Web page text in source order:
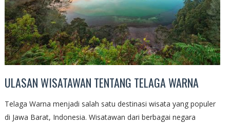
ULASAN WISATAWAN TENTANG TELAGA WARNA
Telaga Warna menjadi salah satu destinasi wisata yang populer
di Jawa Barat, Indonesia. Wisatawan dari berbagai negara